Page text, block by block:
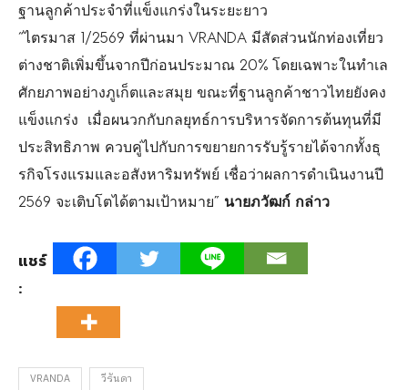
ฐานลูกค้าประจำที่แข็งแกร่งในระยะยาว
“ไตรมาส 1/2569 ที่ผ่านมา VRANDA มีสัดส่วนนักท่องเที่ยว
ต่างชาติเพิ่มขึ้นจากปีก่อนประมาณ 20% โดยเฉพาะในทำเล
ศักยภาพอย่างภูเก็ตและสมุย ขณะที่ฐานลูกค้าชาวไทยยังคง
แข็งแกร่ง เมื่อผนวกกับกลยุทธ์การบริหารจัดการต้นทุนที่มี
ประสิทธิภาพ ควบคู่ไปกับการขยายการรับรู้รายได้จากทั้งธุ
รกิจโรงแรมและอสังหาริมทรัพย์ เชื่อว่าผลการดำเนินงานปี
2569 จะเติบโตได้ตามเป้าหมาย” นายภวัฒก์ กล่าว
แชร์
:
VRANDA วีรันดา